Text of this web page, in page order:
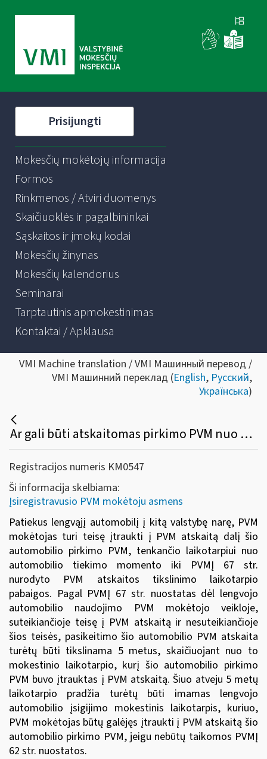
Prisijungti
Mokesčių mokėtojų informacija
Formos
Rinkmenos / Atviri duomenys
Skaičiuoklės ir pagalbininkai
Sąskaitos ir įmokų kodai
Mokesčių žinynas
Mokesčių kalendorius
Seminarai
Tarptautinis apmokestinimas
Kontaktai / Apklausa
VMI Machine translation / VMI Машинный перевод /
VMI Машинний переклад (English, Русский,
Українська)
Ar gali būti atskaitomas pirkimo PVM nuo PVM mokėtojo savo reikmėms naudoto lengvojo automobilio, kuris vėliau buvo patiektas į kitą valstybę narę (arba eksportuoto)?
Registracijos numeris KM0547
Ši informacija skelbiama:
Įsiregistravusio PVM mokėtoju asmens
Patiekus lengvąjį automobilį į kitą valstybę narę, PVM
mokėtojas turi teisę įtraukti į PVM atskaitą dalį šio
automobilio pirkimo PVM, tenkančio laikotarpiui nuo
automobilio tiekimo momento iki PVMĮ 67 str.
nurodyto PVM atskaitos tikslinimo laikotarpio
pabaigos. Pagal PVMĮ 67 str. nuostatas dėl lengvojo
automobilio naudojimo PVM mokėtojo veikloje,
suteikiančioje teisę į PVM atskaitą ir nesuteikiančioje
šios teisės, pasikeitimo šio automobilio PVM atskaita
turėtų būti tikslinama 5 metus, skaičiuojant nuo to
mokestinio laikotarpio, kurį šio automobilio pirkimo
PVM buvo įtrauktas į PVM atskaitą. Šiuo atveju 5 metų
laikotarpio pradžia turėtų būti imamas lengvojo
automobilio įsigijimo mokestinis laikotarpis, kuriuo,
PVM mokėtojas būtų galėjęs įtraukti į PVM atskaitą šio
automobilio pirkimo PVM, jeigu nebūtų taikomos PVMĮ
62 str. nuostatos.